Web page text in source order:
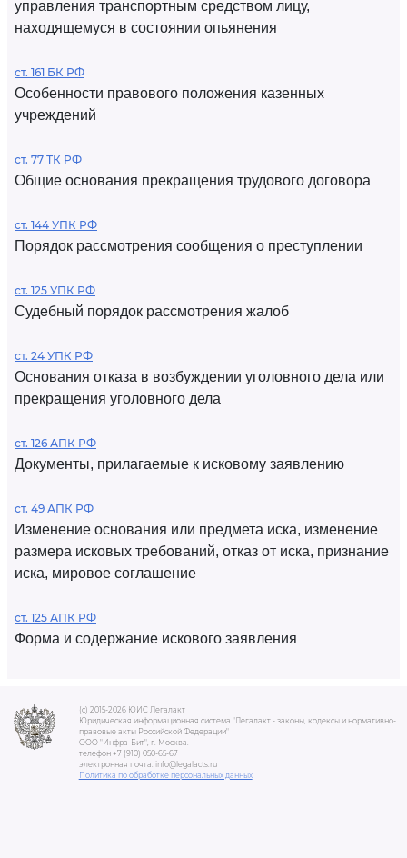
управления транспортным средством лицу,
находящемуся в состоянии опьянения
ст. 161 БК РФ
Особенности правового положения казенных
учреждений
ст. 77 ТК РФ
Общие основания прекращения трудового договора
ст. 144 УПК РФ
Порядок рассмотрения сообщения о преступлении
ст. 125 УПК РФ
Судебный порядок рассмотрения жалоб
ст. 24 УПК РФ
Основания отказа в возбуждении уголовного дела или
прекращения уголовного дела
ст. 126 АПК РФ
Документы, прилагаемые к исковому заявлению
ст. 49 АПК РФ
Изменение основания или предмета иска, изменение
размера исковых требований, отказ от иска, признание
иска, мировое соглашение
ст. 125 АПК РФ
Форма и содержание искового заявления
(c) 2015-2026 ЮИС Легалакт
Юридическая информационная система "Легалакт - законы, кодексы и нормативно-
правовые акты Российской Федерации"
ООО "Инфра-Бит", г. Москва.
телефон +7 (910) 050-65-67
электронная почта: info@legalacts.ru
Политика по обработке персональных данных